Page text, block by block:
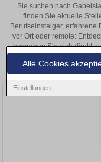
Alle Cookies
Einstellungen
Sie suchen nach
finden Sie aktuelle
Berufseinsteiger, erfahrene
vor Ort oder remote:
bewerben Sie sich direkt